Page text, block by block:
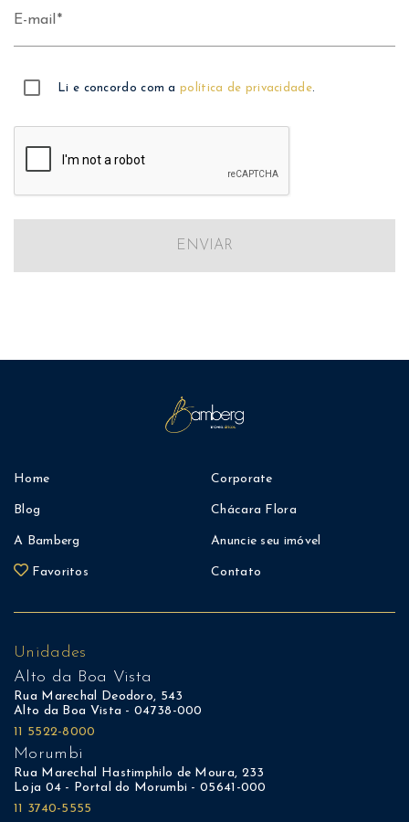
E-mail
Li e concordo com apolítica de privacidade.
ENVIAR
Home
Blog
A Bamberg
Favoritos
Corporate
Chácara Flora
Anuncie seu imóvel
Contato
Unidades
Alto da Boa Vista
Rua Marechal Deodoro, 543
Alto da Boa Vista - 04738-000
11 5522-8000
Morumbi
Rua Marechal Hastimphilo de Moura, 233
Loja 04 - Portal do Morumbi - 05641-000
11 3740-5555